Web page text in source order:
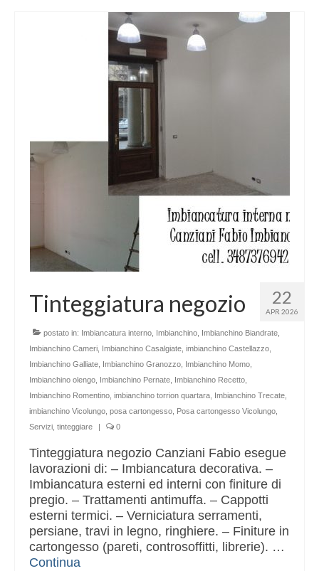
22
APR 2026
Tinteggiatura negozio
postato in: Imbiancatura interno, Imbianchino, Imbianchino Biandrate,
Imbianchino Cameri, Imbianchino Casalgiate, imbianchino Castellazzo,
Imbianchino Galliate, Imbianchino Granozzo, Imbianchino Momo,
Imbianchino olengo, Imbianchino Pernate, Imbianchino Recetto,
Imbianchino Romentino, imbianchino torrion quartara, Imbianchino Trecate,
imbianchino Vicolungo, posa cartongesso, Posa cartongesso Vicolungo,
Servizi, tinteggiare 0
Tinteggiatura negozio Canziani Fabio esegue
lavorazioni di: – Imbiancatura decorativa. –
Imbiancatura esterni ed interni con finiture di
pregio. – Trattamenti antimuffa. – Cappotti
esterni termici. – Verniciatura serramenti,
persiane, travi in legno, ringhiere. – Finiture in
cartongesso (pareti, controsoffitti, librerie). …
Continua